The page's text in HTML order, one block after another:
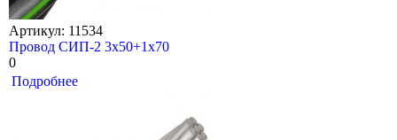
Артикул: 11534
Провод СИП-2 3х50+1х70
0
Подробнее